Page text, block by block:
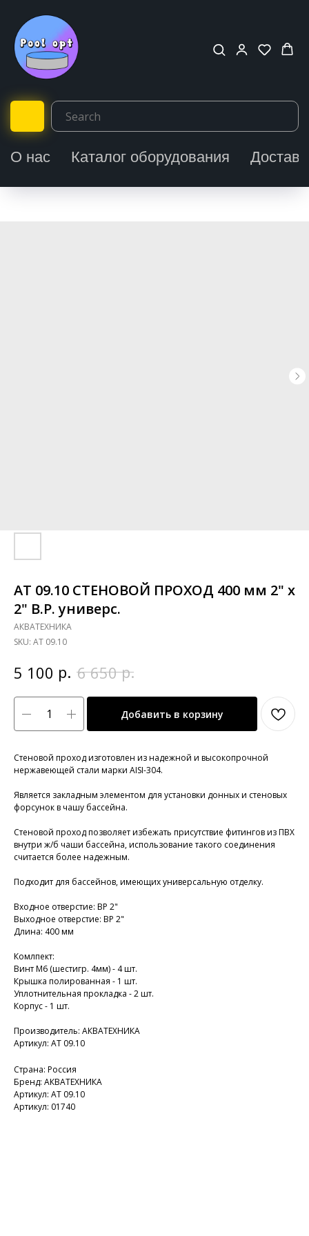
О нас Каталог оборудования
АТ 09.10 СТЕНОВОЙ ПРОХОД 400 мм 2" х
2" В.Р. универс.
АКВАТЕХНИКА
SKU: АТ 09.10
5 100 р. 6 650 р.
Добавить в корзину
Стеновой проход изготовлен из надежной и высокопрочной
нержавеющей стали марки AISI-304.
Является закладным элементом для установки донных и стеновых
форсунок в чашу бассейна.
Стеновой проход позволяет избежать присутствие фитингов из ПВХ
внутри ж/б чаши бассейна, использование такого соединения
считается более надежным.
Подходит для бассейнов, имеющих универсальную отделку.
Входное отверстие: ВР 2"
Выходное отверстие: ВР 2"
Длина: 400 мм
Комлпект:
Винт М6 (шестигр. 4мм) - 4 шт.
Крышка полированная - 1 шт.
Уплотнительная прокладка - 2 шт.
Корпус - 1 шт.
Производитель: АКВАТЕХНИКА
Артикул: АТ 09.10
Страна: Россия
Бренд: АКВАТЕХНИКА
Артикул: АТ 09.10
Артикул: 01740